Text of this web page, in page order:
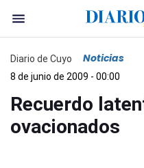
Diario de Cuyo Noticias
8 de junio de 2009 - 00:00
Recuerdo
ovacionados